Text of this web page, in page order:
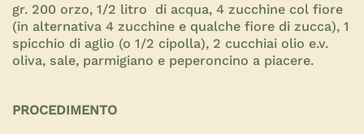
gr. 200 orzo, 1/2 litro di acqua, 4 zucchine col fiore
(in alternativa 4 zucchine e qualche fiore di zucca), 1
spicchio di aglio (o 1/2 cipolla), 2 cucchiai olio e.v.
oliva, sale, parmigiano e peperoncino a piacere.
PROCEDIMENTO